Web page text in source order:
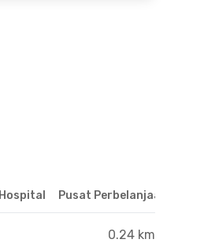
Hospital Pusat Perbelanjaan &
0.24 km